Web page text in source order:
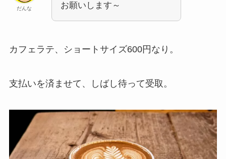
だんな
お願いします～
カフェラテ、ショートサイズ600円なり。
支払いを済ませて、しばし待って受取。